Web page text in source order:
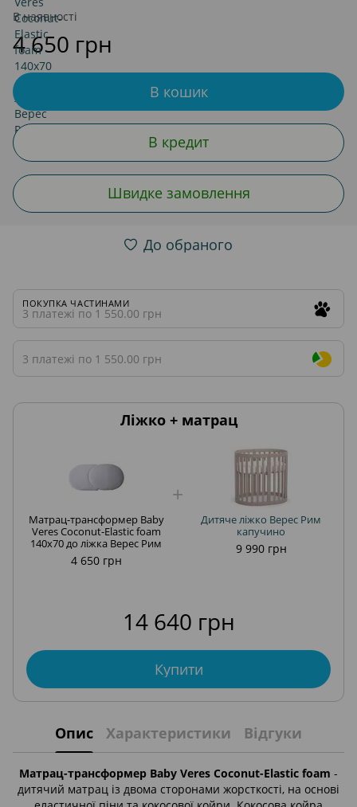
В наявності
4 650 грн
В кошик
В кредит
Швидке замовлення
До обраного
ПОКУПКА ЧАСТИНАМИ
3 платежі по 1 550.00 грн
3 платежі по 1 550.00 грн
Ліжко + матрац
Матрац-трансформер Baby
Veres Coconut-Elastic foam
140х70 до ліжка Верес Рим
4 650 грн
Дитяче ліжко Верес Рим
капучино
9 990 грн
14 640 грн
Купити
Опис Характеристики Відгуки
Матрац-трансформер Baby Veres Coconut-Elastic foam -
дитячий матрац із двома сторонами жорсткості, на основі